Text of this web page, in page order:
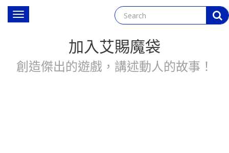
Toggle
navigation
加入艾賜魔袋
創造傑出的遊戲，講述動人的故事！